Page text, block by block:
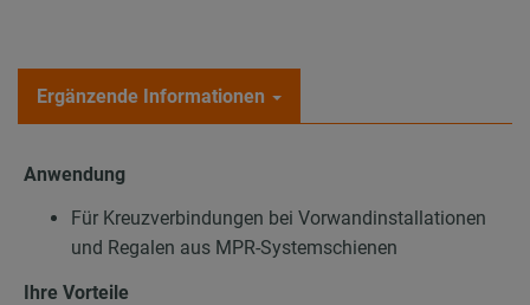
Ergänzende Informationen
Anwendung
Für Kreuzverbindungen bei Vorwandinstallationen
und Regalen aus MPR-Systemschienen
Ihre Vorteile